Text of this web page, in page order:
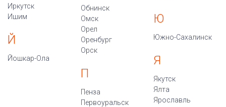
Иркутск
Ишим
Й
Йошкар-Ола
Обнинск
Омск
Орел
Оренбург
Орск
П
Пенза
Первоуральск
Ю
Южно-Сахалинск
Я
Якутск
Ялта
Ярославль